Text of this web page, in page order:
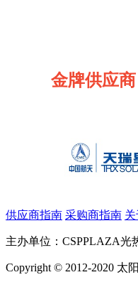
金牌供应商
供应商指南 采购商指南
主办单位：CSPPLAZA光
Copyright © 2012-2020 太